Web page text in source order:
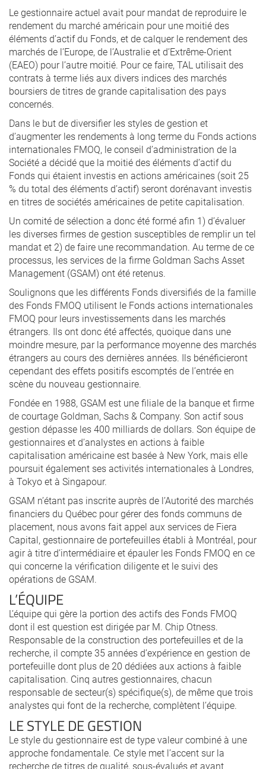
Le gestionnaire actuel avait pour mandat de reproduire le
rendement du marché américain pour une moitié des
éléments d’actif du Fonds, et de calquer le rendement des
marchés de l’Europe, de l’Australie et d’Extrême-Orient
(EAEO) pour l’autre moitié. Pour ce faire, TAL utilisait des
contrats à terme liés aux divers indices des marchés
boursiers de titres de grande capitalisation des pays
concernés.
Dans le but de diversifier les styles de gestion et
d’augmenter les rendements à long terme du Fonds actions
internationales FMOQ, le conseil d’administration de la
Société a décidé que la moitié des éléments d’actif du
Fonds qui étaient investis en actions américaines (soit 25
% du total des éléments d’actif) seront dorénavant investis
en titres de sociétés américaines de petite capitalisation.
Un comité de sélection a donc été formé afin 1) d’évaluer
les diverses firmes de gestion susceptibles de remplir un tel
mandat et 2) de faire une recommandation. Au terme de ce
processus, les services de la firme Goldman Sachs Asset
Management (GSAM) ont été retenus.
Soulignons que les différents Fonds diversifiés de la famille
des Fonds FMOQ utilisent le Fonds actions internationales
FMOQ pour leurs investissements dans les marchés
étrangers. Ils ont donc été affectés, quoique dans une
moindre mesure, par la performance moyenne des marchés
étrangers au cours des dernières années. Ils bénéficieront
cependant des effets positifs escomptés de l’entrée en
scène du nouveau gestionnaire.
Fondée en 1988, GSAM est une filiale de la banque et firme
de courtage Goldman, Sachs & Company. Son actif sous
gestion dépasse les 400 milliards de dollars. Son équipe de
gestionnaires et d’analystes en actions à faible
capitalisation américaine est basée à New York, mais elle
poursuit également ses activités internationales à Londres,
à Tokyo et à Singapour.
GSAM n’étant pas inscrite auprès de l’Autorité des marchés
financiers du Québec pour gérer des fonds communs de
placement, nous avons fait appel aux services de Fiera
Capital, gestionnaire de portefeuilles établi à Montréal, pour
agir à titre d’intermédiaire et épauler les Fonds FMOQ en ce
qui concerne la vérification diligente et le suivi des
opérations de GSAM.
L’ÉQUIPE
L’équipe qui gère la portion des actifs des Fonds FMOQ
dont il est question est dirigée par M. Chip Otness.
Responsable de la construction des portefeuilles et de la
recherche, il compte 35 années d’expérience en gestion de
portefeuille dont plus de 20 dédiées aux actions à faible
capitalisation. Cinq autres gestionnaires, chacun
responsable de secteur(s) spécifique(s), de même que trois
analystes qui font de la recherche, complètent l’équipe.
LE STYLE DE GESTION
Le style du gestionnaire est de type valeur combiné à une
approche fondamentale. Ce style met l’accent sur la
recherche de titres de qualité, sous-évalués et ayant